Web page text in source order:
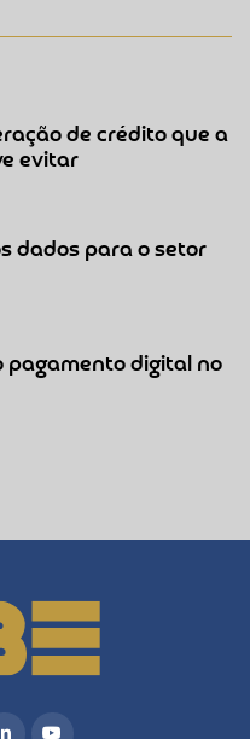
de crédito que a
evitar
dados para o setor
pagamento digital no